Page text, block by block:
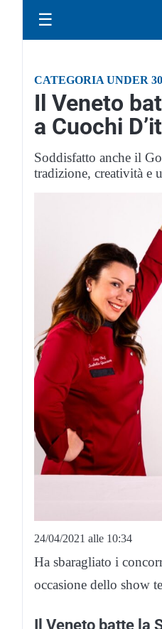
☰
CATEGORIA UNDER 30
Il Veneto
a Cuochi
Soddisfatto anche il
tradizione, creatività e
24/04/2021 alle 10:34
Ha sbaragliato i
occasione dello show
Il Veneto batte la